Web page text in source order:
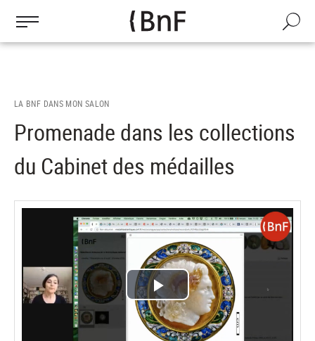
contenu
Recherche
LA BNF DANS MON SALON
Promenade dans les collections
du Cabinet des médailles
Lire
la